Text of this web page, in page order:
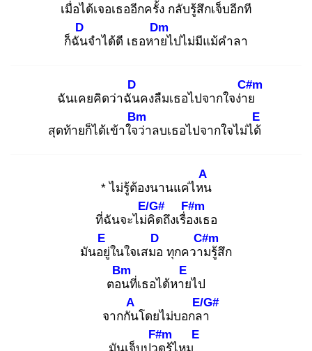
เมื่อได้เจอเธออีกครั้ง กลับรู้สึกเจ็บอีกที
ก็ฉัน
D
จำได้ดี เธอหาย
Dm
ไปไม่มีแม้คำลา
ฉันเคยคิดว่าฉัน
D
คงลืมเธอไปจากใจง่าย
C#m
สุดท้ายก็ได้เข้าใจว่
Bm
าลบเธอไปจากใจไม่ได้
E
* ไม่รู้ต้องนานแค่ไหน
A
ที่ฉันจะไม่คิ
E/G#
ดถึงเรื่อง
F#m
เธอ
มันอยู่
E
ในใจเสมอ
D
ทุกความ
C#m
รู้สึก
ตอน
Bm
ที่เธอได้หาย
E
ไป
จากกัน
A
โดยไม่บอกลา
E/G#
มันเจ็บปวด
F#m
รู้ไหม
E